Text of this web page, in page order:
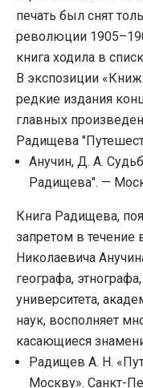
печать был снят
революции
книга ходила в
В экспозиции
редкие издания
главных
Радищева
Анучин, Д. А.
Радищева". —
Книга Радищева,
запретом в течение
Николаевича
географа,
университета,
наук, восполняет
касающиеся
Радищев А. Н.
Москву». Санкт-